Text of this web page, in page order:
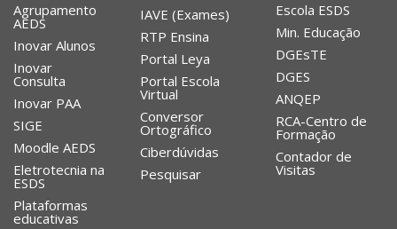
Agrupamento
AEDS
Inovar Alunos
Inovar
Consulta
Inovar PAA
SIGE
Moodle AEDS
Eletrotecnia na
ESDS
Plataformas
educativas
IAVE (Exames)
RTP Ensina
Portal Leya
Portal Escola
Virtual
Conversor
Ortográfico
Ciberdúvidas
Pesquisar
Escola ESDS
Min. Educação
DGEsTE
DGES
ANQEP
RCA-Centro de
Formação
Contador de
Visitas